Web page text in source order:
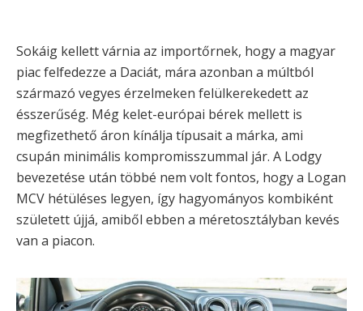
Sokáig kellett várnia az importőrnek, hogy a magyar
piac felfedezze a Daciát, mára azonban a múltból
származó vegyes érzelmeken felülkerekedett az
ésszerűség. Még kelet-európai bérek mellett is
megfizethető áron kínálja típusait a márka, ami
csupán minimális kompromisszummal jár. A Lodgy
bevezetése után többé nem volt fontos, hogy a Logan
MCV hétüléses legyen, így hagyományos kombiként
született újjá, amiből ebben a méretosztályban kevés
van a piacon.